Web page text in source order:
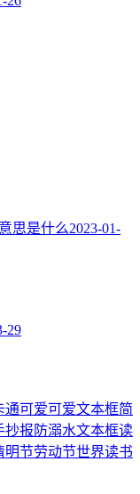
思是什么2023-01-
29
通可爱可爱文本框简
抄报 防溺水文本框读
明节劳动节世界读书